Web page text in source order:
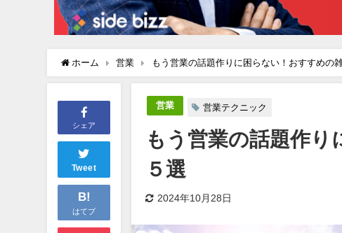
ホーム 営業 もう営業の話題作りに困らない！おすすめの
シェア
Tweet
B!
はてブ
営業 営業テクニック
もう営業の話題作
５選
2024年10月28日